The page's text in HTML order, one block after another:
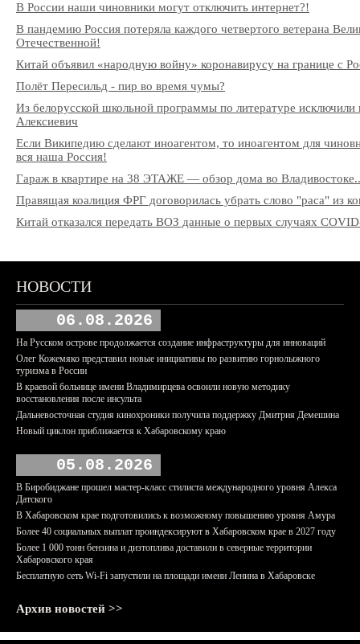
В России наши чиновники могут отключить интернет?!
В пандемию Россия потеряла каждого четвертого ветерана
Отечественной!
Китай объявил «народную войну» коронавирусу на границе с
Полёт Пересильд - пир во время чумы?
Из белорусской школьной программы по литературе исключили
Алексиевич
Если Википедию сделают иноагентом, то иноагентом для
вся наша Россия!
Гараж в квартире на 38 ЭТАЖЕ — обзор дома во
Правящая коалиция ФРГ договорилась убрать слово "раса" из
Китай отказался передать ВОЗ данные о первых случаях
НОВОСТИ
06.08.2026
На Русском острове продолжается создание инфраструктуры для инноваций
Олег Кожемяко представил новые инициативы по развитию горнолыжного
туризма в России
В краевой больнице имени Владимирцева освоили новую методику
восстановления после инсульта
Дальневосточная студия кинохроники получила поддержку Дмитрия Демешина
Новый циклон приближается к Хабаровскому краю
05.08.2026
В Биробиджане прошел мастер-класс стилиста международного уровня Алекса
Датского
В Хабаровском крае подготовились к возможному повышению уровня Амура
Более 40 социальных выплат проиндексируют в Хабаровском крае в 2027 году
Более 1 000 тонн бензина и дизтоплива доставили в северные территории
Хабаровского края
Бесплатную сеть Wi-Fi запустили на площади имени Ленина в Хабаровске
Архив новостей >>